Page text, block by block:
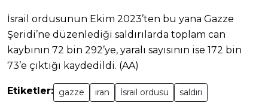
İsrail ordusunun Ekim 2023’ten bu yana Gazze
Şeridi’ne düzenlediği saldırılarda toplam can
kaybının 72 bin 292’ye, yaralı sayısının ise 172 bin
73’e çıktığı kaydedildi. (AA)
Etiketler: gazze iran İsrail ordusu saldırı